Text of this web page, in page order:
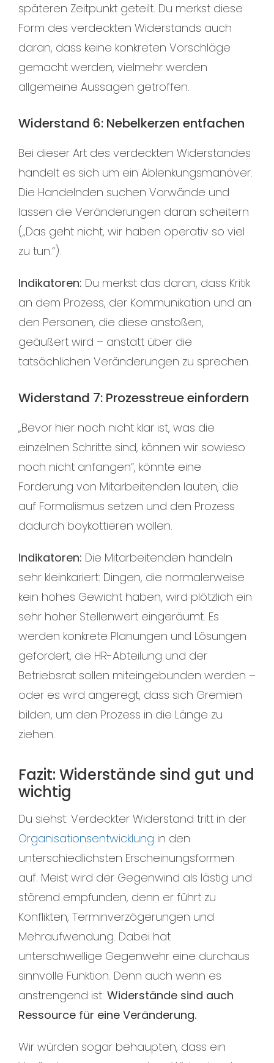
späteren Zeitpunkt geteilt. Du merkst diese
Form des verdeckten Widerstands auch
daran, dass keine konkreten Vorschläge
gemacht werden, vielmehr werden
allgemeine Aussagen getroffen.
Widerstand 6: Nebelkerzen entfachen
Bei dieser Art des verdeckten Widerstandes
handelt es sich um ein Ablenkungsmanöver.
Die Handelnden suchen Vorwände und
lassen die Veränderungen daran scheitern
(„Das geht nicht, wir haben operativ so viel
zu tun.“).
Indikatoren: Du merkst das daran, dass Kritik
an dem Prozess, der Kommunikation und an
den Personen, die diese anstoßen,
geäußert wird – anstatt über die
tatsächlichen Veränderungen zu sprechen.
Widerstand 7: Prozesstreue einfordern
„Bevor hier noch nicht klar ist, was die
einzelnen Schritte sind, können wir sowieso
noch nicht anfangen“, könnte eine
Forderung von Mitarbeitenden lauten, die
auf Formalismus setzen und den Prozess
dadurch boykottieren wollen.
Indikatoren: Die Mitarbeitenden handeln
sehr kleinkariert: Dingen, die normalerweise
kein hohes Gewicht haben, wird plötzlich ein
sehr hoher Stellenwert eingeräumt. Es
werden konkrete Planungen und Lösungen
gefordert, die HR-Abteilung und der
Betriebsrat sollen miteingebunden werden –
oder es wird angeregt, dass sich Gremien
bilden, um den Prozess in die Länge zu
ziehen.
Fazit: Widerstände sind gut und
wichtig
Du siehst: Verdeckter Widerstand tritt in der
Organisationsentwicklung in den
unterschiedlichsten Erscheinungsformen
auf. Meist wird der Gegenwind als lästig und
störend empfunden, denn er führt zu
Konflikten, Terminverzögerungen und
Mehraufwendung. Dabei hat
unterschwellige Gegenwehr eine durchaus
sinnvolle Funktion. Denn auch wenn es
anstrengend ist: Widerstände sind auch
Ressource für eine Veränderung.
Wir würden sogar behaupten, dass ein